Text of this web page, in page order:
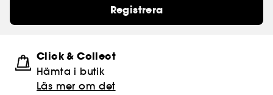
Registrera
Click & Collect
Hämta i butik​
Läs mer om det